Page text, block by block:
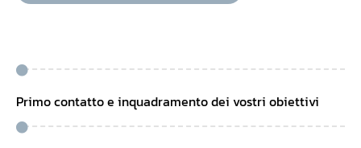
Primo contatto e inquadramento dei vostri obiettivi